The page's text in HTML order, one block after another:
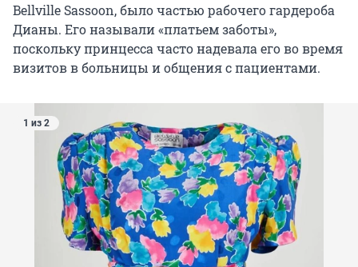
Bellville Sassoon, было частью рабочего гардероба
Дианы. Его называли «платьем заботы»,
поскольку принцесса часто надевала его во время
визитов в больницы и общения с пациентами.
1 из 2